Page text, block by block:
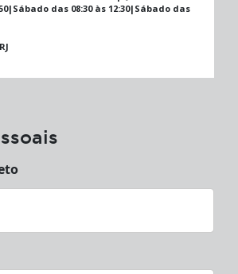
das 08:30 às 12:30|Sábado das